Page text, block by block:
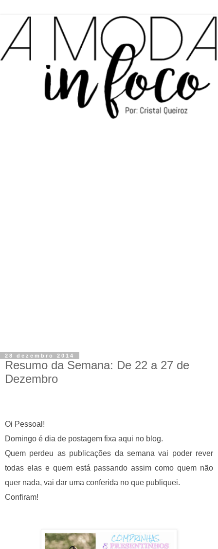
28 dezembro 2014
Resumo da Semana: De 22 a 27 de
Dezembro
Oi Pessoal !
Domingo é dia de postagem fixa aqui no blog.
Quem perdeu as publicações da semana vai poder rever
todas elas e quem está passando assim como quem não
quer nada, vai dar uma conferida no que publiquei.
Confiram!